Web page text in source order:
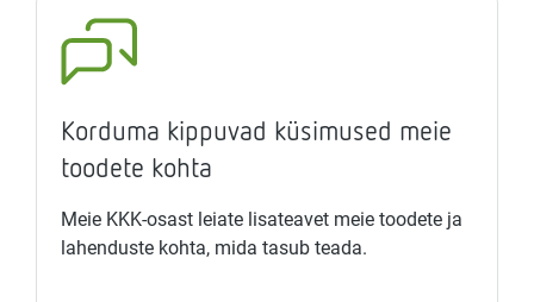
Korduma kippuvad küsimused meie
toodete kohta
Meie KKK-osast leiate lisateavet meie toodete ja
lahenduste kohta, mida tasub teada.